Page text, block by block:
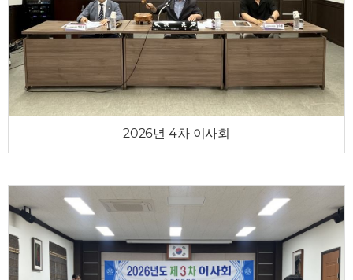
2026년 4차 이사회